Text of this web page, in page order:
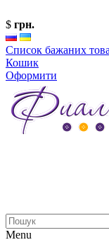
$ грн.
Список бажаних
Кошик
Оформити
Menu